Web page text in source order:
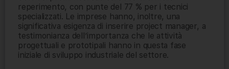
reperimento, con punte del 77 % per i tecnici
specializzati. Le imprese hanno, inoltre, una
significativa esigenza di inserire project manager, a
testimonianza dell’importanza che le attività
progettuali e prototipali hanno in questa fase
iniziale di sviluppo industriale del settore.